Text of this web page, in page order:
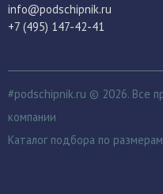
info@podschipnik.ru
+7 (495) 147-42-41
#podschipnik.ru © 2026. Все
компании
Каталог подбора по